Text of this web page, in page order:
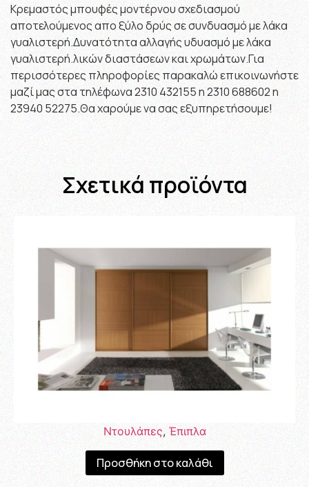
Κρεμαστός μπουφές μοντέρνου σχεδιασμού
αποτελούμενος απο ξύλο δρύς σε συνδυασμό με λάκα
γυαλιστερή.Δυνατότητα αλλαγής υδυασμό με λάκα
γυαλιστερή.λικών διαστάσεων και χρωμάτων.Για
περισσότερες πληροφορίες παρακαλώ επικοινωνήστε
μαζί μας στα τηλέφωνα 2310 432155 η 2310 688602 η
23940 52275.Θα χαρούμε να σας εξυπηρετήσουμε!
Σχετικά προϊόντα
Ντουλάπες,Έπιπλα
Προσθήκη στο καλάθι